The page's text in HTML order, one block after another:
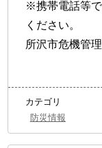
※携帯電話等
ください。
所沢市危機管
カテゴリ
防災情報